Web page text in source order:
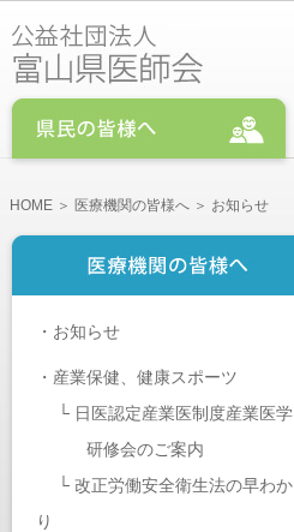
HOME ＞ 医療機関の皆様へ ＞ お知らせ
・ お知らせ
・ 産業保健、健康スポーツ
└ 日医認定産業医制度産業医学
研修会のご案内
└ 改正労働安全衛生法の早わか
り